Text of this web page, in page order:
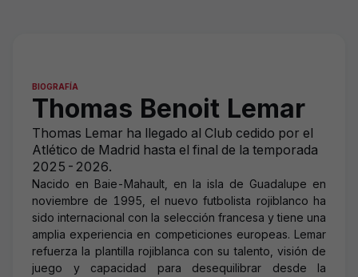
BIOGRAFÍA
Thomas Benoit Lemar
Thomas Lemar ha llegado al Club cedido por el
Atlético de Madrid hasta el final de la temporada
2025-2026.
Nacido en Baie-Mahault, en la isla de Guadalupe en
noviembre de 1995, el nuevo futbolista rojiblanco ha
sido internacional con la selección francesa y tiene una
amplia experiencia en competiciones europeas. Lemar
refuerza la plantilla rojiblanca con su talento, visión de
juego y capacidad para desequilibrar desde la